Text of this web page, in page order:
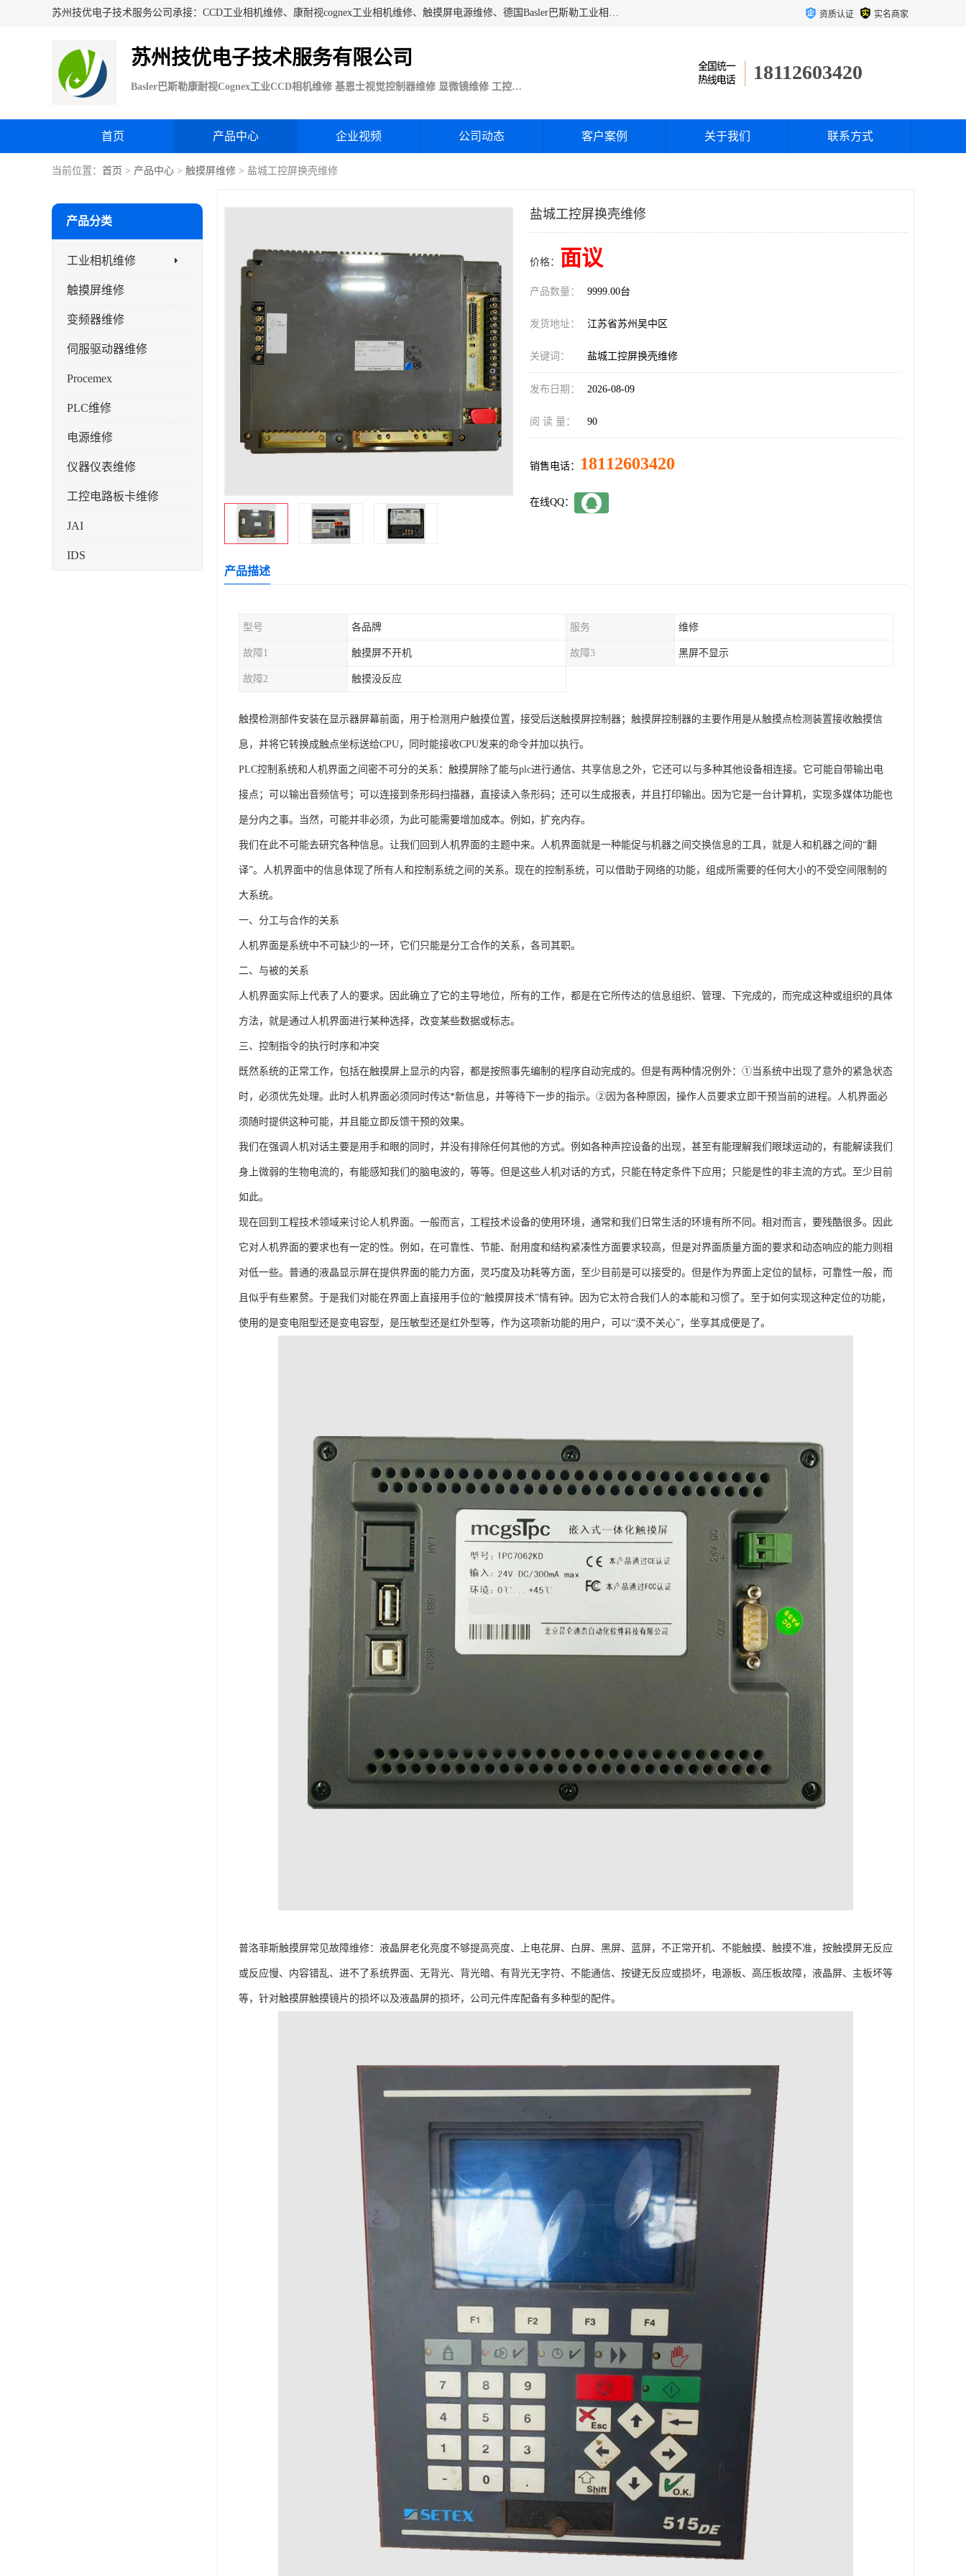
苏州技优电子技术服务公司承接：CCD工业相机维修、康耐视cognex工业相机维修、触摸屏电源维修、德国Basler巴斯勒工业相机维修、科研蛋白分析仪制冷相机维修等各种设备维修。公司客户行业涉及机械制造、注塑业、橡胶、电路板制造工厂、印刷、电梯、汽车生产、发电、电镀、医疗、食品、包装等。 资质认证 实名商家
苏州技优电子技术服务有限公司
Basler巴斯勒康耐视Cognex工业CCD相机维修 基恩士视觉控制器维修 显微镜维修 工控触摸屏电源电路板维修
18112603420
首页 产品中心 企业视频 公司动态 客户案例 关于我们 联系方式
当前位置： 首页 > 产品中心 > 触摸屏维修 > 盐城工控屏换壳维修
产品分类
工业相机维修
触摸屏维修
变频器维修
伺服驱动器维修
Procemex
PLC维修
电源维修
仪器仪表维修
工控电路板卡维修
JAI
IDS
盐城工控屏换壳维修
价格： 面议
产品数量： 9999.00台
发货地址： 江苏省苏州吴中区
关键词： 盐城工控屏换壳维修
发布日期： 2026-08-09
阅 读 量： 90
销售电话： 18112603420
在线QQ：
产品描述
型号 各品牌 服务 维修
故障1 触摸屏不开机 故障3 黑屏不显示
故障2 触摸没反应
触摸检测部件安装在显示器屏幕前面，用于检测用户触摸位置，接受后送触摸屏控制器；触摸屏控制器的主要作用是从触摸点检测装置接收触摸信
息，并将它转换成触点坐标送给CPU，同时能接收CPU发来的命令并加以执行。
PLC控制系统和人机界面之间密不可分的关系：触摸屏除了能与plc进行通信、共享信息之外，它还可以与多种其他设备相连接。它可能自带输出电
接点；可以输出音频信号；可以连接到条形码扫描器，直接读入条形码；还可以生成报表，并且打印输出。因为它是一台计算机，实现多媒体功能也
是分内之事。当然，可能并非必须，为此可能需要增加成本。例如，扩充内存。
我们在此不可能去研究各种信息。让我们回到人机界面的主题中来。人机界面就是一种能促与机器之间交换信息的工具，就是人和机器之间的“翻
译”。人机界面中的信息体现了所有人和控制系统之间的关系。现在的控制系统，可以借助于网络的功能，组成所需要的任何大小的不受空间限制的
大系统。
一、分工与合作的关系
人机界面是系统中不可缺少的一环，它们只能是分工合作的关系，各司其职。
二、与被的关系
人机界面实际上代表了人的要求。因此确立了它的主导地位，所有的工作，都是在它所传达的信息组织、管理、下完成的，而完成这种或组织的具体
方法，就是通过人机界面进行某种选择，改变某些数据或标志。
三、控制指令的执行时序和冲突
既然系统的正常工作，包括在触摸屏上显示的内容，都是按照事先编制的程序自动完成的。但是有两种情况例外：①当系统中出现了意外的紧急状态
时，必须优先处理。此时人机界面必须同时传达*新信息，并等待下一步的指示。②因为各种原因，操作人员要求立即干预当前的进程。人机界面必
须随时提供这种可能，并且能立即反馈干预的效果。
我们在强调人机对话主要是用手和眼的同时，并没有排除任何其他的方式。例如各种声控设备的出现，甚至有能理解我们眼球运动的，有能解读我们
身上微弱的生物电流的，有能感知我们的脑电波的，等等。但是这些人机对话的方式，只能在特定条件下应用；只能是性的非主流的方式。至少目前
如此。
现在回到工程技术领域来讨论人机界面。一般而言，工程技术设备的使用环境，通常和我们日常生活的环境有所不同。相对而言，要残酷很多。因此
它对人机界面的要求也有一定的性。例如，在可靠性、节能、耐用度和结构紧凑性方面要求较高，但是对界面质量方面的要求和动态响应的能力则相
对低一些。普通的液晶显示屏在提供界面的能力方面，灵巧度及功耗等方面，至少目前是可以接受的。但是作为界面上定位的鼠标，可靠性一般，而
且似乎有些累赘。于是我们对能在界面上直接用手位的“触摸屏技术”情有钟。因为它太符合我们人的本能和习惯了。至于如何实现这种定位的功能，
使用的是变电阻型还是变电容型，是压敏型还是红外型等，作为这项新功能的用户，可以“漠不关心”，坐享其成便是了。
普洛菲斯触摸屏常见故障维修：液晶屏老化亮度不够提高亮度、上电花屏、白屏、黑屏、蓝屏，不正常开机、不能触摸、触摸不准，按触摸屏无反应
或反应慢、内容错乱、进不了系统界面、无背光、背光暗、有背光无字符、不能通信、按键无反应或损坏，电源板、高压板故障，液晶屏、主板坏等
等，针对触摸屏触摸镜片的损坏以及液晶屏的损坏，公司元件库配备有多种型的配件。